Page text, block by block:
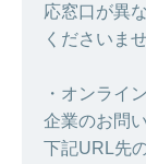
応窓口が異
くださいませ
・オンライ
企業のお問
下記URL先